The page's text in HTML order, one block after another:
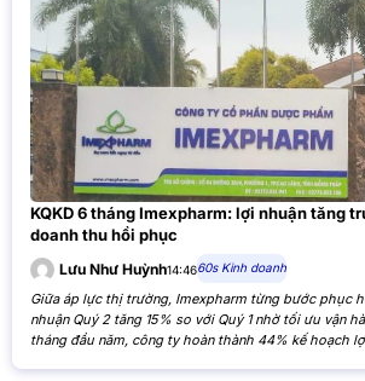
KQKD 6 tháng Imexpharm: lợi nhuận tăng
doanh thu hồi phục
Lưu Như Huỳnh14:4660s Kinh doanh
Giữa áp lực thị trường, Imexpharm từng bước phục
nhuận Quý 2 tăng 15% so với Quý 1 nhờ tối ưu vận
tháng đầu năm, công ty hoàn thành 44% kế hoạch